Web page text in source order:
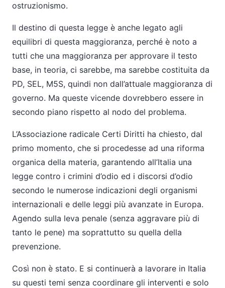
ostruzionismo.
Il destino di questa legge è anche legato agli
equilibri di questa maggioranza, perché è noto a
tutti che una maggioranza per approvare il testo
base, in teoria, ci sarebbe, ma sarebbe costituita da
PD, SEL, M5S, quindi non dall’attuale maggioranza di
governo. Ma queste vicende dovrebbero essere in
secondo piano rispetto al nodo del problema.
L’Associazione radicale Certi Diritti ha chiesto, dal
primo momento, che si procedesse ad una riforma
organica della materia, garantendo all’Italia una
legge contro i crimini d’odio ed i discorsi d’odio
secondo le numerose indicazioni degli organismi
internazionali e delle leggi più avanzate in Europa.
Agendo sulla leva penale (senza aggravare più di
tanto le pene) ma soprattutto su quella della
prevenzione.
Così non è stato. E si continuerà a lavorare in Italia
su questi temi senza coordinare gli interventi e solo